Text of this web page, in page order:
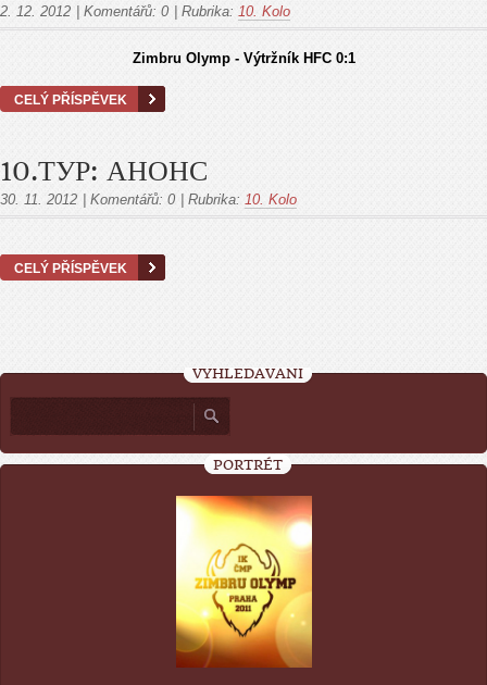
2. 12. 2012 Komentářů: 0 Rubrika: 10. Kolo
Zimbru Olymp - Výtržník HFC 0:1
CELÝ PŘÍSPĚVEK
10.ТУР: АНОНС
30. 11. 2012 Komentářů: 0 Rubrika: 10. Kolo
CELÝ PŘÍSPĚVEK
VYHLEDÁVÁNÍ
PORTRÉT